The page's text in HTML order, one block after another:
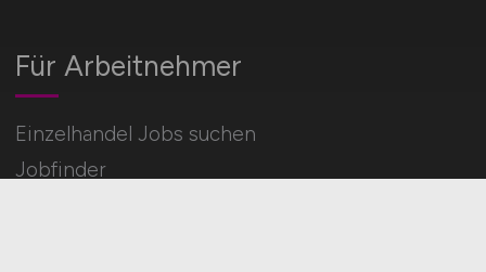
Für Arbeitnehmer
Einzelhandel Jobs suchen
Jobfinder